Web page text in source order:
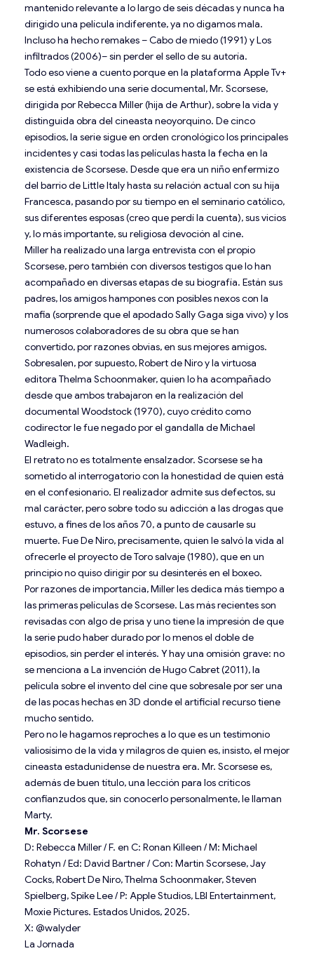
mantenido relevante a lo largo de seis décadas y nunca ha
dirigido una película indiferente, ya no digamos mala.
Incluso ha hecho remakes – Cabo de miedo (1991) y Los
infiltrados (2006)– sin perder el sello de su autoría.
Todo eso viene a cuento porque en la plataforma Apple Tv+
se está exhibiendo una serie documental, Mr. Scorsese,
dirigida por Rebecca Miller (hija de Arthur), sobre la vida y
distinguida obra del cineasta neoyorquino. De cinco
episodios, la serie sigue en orden cronológico los principales
incidentes y casi todas las películas hasta la fecha en la
existencia de Scorsese. Desde que era un niño enfermizo
del barrio de Little Italy hasta su relación actual con su hija
Francesca, pasando por su tiempo en el seminario católico,
sus diferentes esposas (creo que perdí la cuenta), sus vicios
y, lo más importante, su religiosa devoción al cine.
Miller ha realizado una larga entrevista con el propio
Scorsese, pero también con diversos testigos que lo han
acompañado en diversas etapas de su biografía. Están sus
padres, los amigos hampones con posibles nexos con la
mafia (sorprende que el apodado Sally Gaga siga vivo) y los
numerosos colaboradores de su obra que se han
convertido, por razones obvias, en sus mejores amigos.
Sobresalen, por supuesto, Robert de Niro y la virtuosa
editora Thelma Schoonmaker, quien lo ha acompañado
desde que ambos trabajaron en la realización del
documental Woodstock (1970), cuyo crédito como
codirector le fue negado por el gandalla de Michael
Wadleigh.
El retrato no es totalmente ensalzador. Scorsese se ha
sometido al interrogatorio con la honestidad de quien está
en el confesionario. El realizador admite sus defectos, su
mal carácter, pero sobre todo su adicción a las drogas que
estuvo, a fines de los años 70, a punto de causarle su
muerte. Fue De Niro, precisamente, quien le salvó la vida al
ofrecerle el proyecto de Toro salvaje (1980), que en un
principio no quiso dirigir por su desinterés en el boxeo.
Por razones de importancia, Miller les dedica más tiempo a
las primeras películas de Scorsese. Las más recientes son
revisadas con algo de prisa y uno tiene la impresión de que
la serie pudo haber durado por lo menos el doble de
episodios, sin perder el interés. Y hay una omisión grave: no
se menciona a La invención de Hugo Cabret (2011), la
película sobre el invento del cine que sobresale por ser una
de las pocas hechas en 3D donde el artificial recurso tiene
mucho sentido.
Pero no le hagamos reproches a lo que es un testimonio
valiosísimo de la vida y milagros de quien es, insisto, el mejor
cineasta estadunidense de nuestra era. Mr. Scorsese es,
además de buen título, una lección para los críticos
confianzudos que, sin conocerlo personalmente, le llaman
Marty.
Mr. Scorsese
D: Rebecca Miller / F. en C: Ronan Killeen / M: Michael
Rohatyn / Ed: David Bartner / Con: Martin Scorsese, Jay
Cocks, Robert De Niro, Thelma Schoonmaker, Steven
Spielberg, Spike Lee / P: Apple Studios, LBI Entertainment,
Moxie Pictures. Estados Unidos, 2025.
X: @walyder
La Jornada